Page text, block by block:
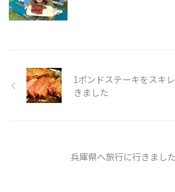
1ポンドステーキをスキ
きました
兵庫県へ旅行に行きまし